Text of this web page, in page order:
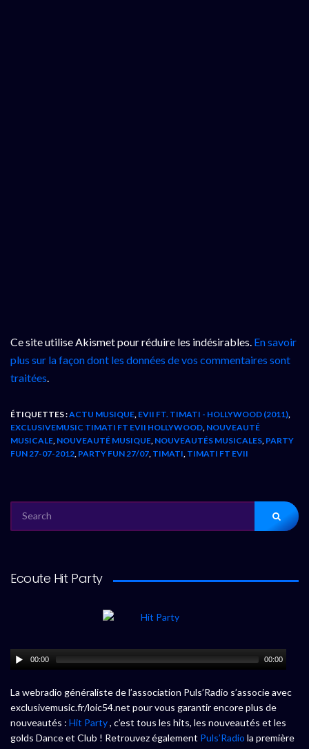
Ce site utilise Akismet pour réduire les indésirables. En savoir
plus sur la façon dont les données de vos commentaires sont
traitées.
ÉTIQUETTES :ACTU MUSIQUE EVII FT. TIMATI - HOLLYWOOD (2011)
EXCLUSIVEMUSIC TIMATI FT EVII HOLLYWOOD NOUVEAUTÉ
MUSICALE NOUVEAUTÉ MUSIQUE NOUVEAUTÉS MUSICALES PARTY
FUN 27-07-2012 PARTY FUN 27/07 TIMATI TIMATI FT EVII
FOR:
Ecoute Hit Party
00:00 00:00
La webradio généraliste de l’association Puls’Radio s’associe avec
exclusivemusic.fr/loic54.net pour vous garantir encore plus de
nouveautés : Hit Party, c’est tous les hits, les nouveautés et les
golds Dance et Club ! Retrouvez également Puls’Radio la première